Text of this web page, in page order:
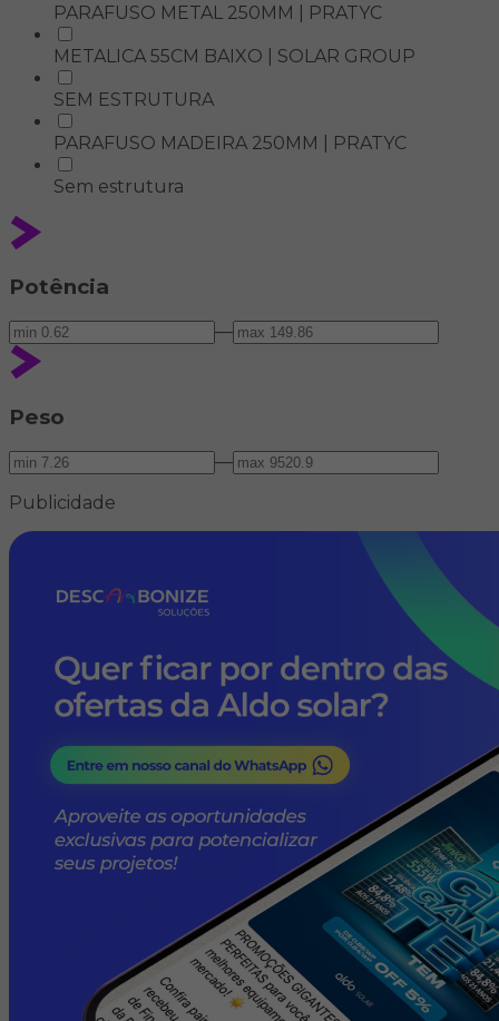
PARAFUSO METAL 250MM | PRATYC
METALICA 55CM BAIXO | SOLAR GROUP
SEM ESTRUTURA
PARAFUSO MADEIRA 250MM | PRATYC
Sem estrutura
Potência
—
Peso
—
Publicidade